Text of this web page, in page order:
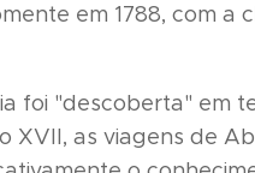
em 1788, com a
foi "descoberta" em
XVII, as viagens de